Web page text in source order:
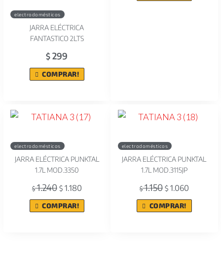
electrodomésticos
JARRA ELÉCTRICA
FANTASTICO 2LTS
$ 299
COMPRAR!
electrodomésticos
JARRA ELÉCTRICA PUNKTAL
1.7L MOD.3350
$1.240 $1.180
COMPRAR!
electrodomésticos
JARRA ELÉCTRICA PUNKTAL
1.7L MOD.3115JP
$1.150 $1.060
COMPRAR!